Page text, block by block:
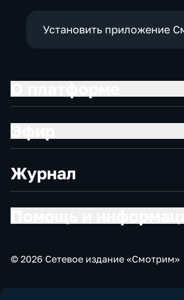
Установить приложение
Журнал
© 2026 Сетевое издание «Смотрим»